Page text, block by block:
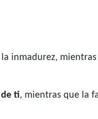
inmadurez,
ti, mientras que la